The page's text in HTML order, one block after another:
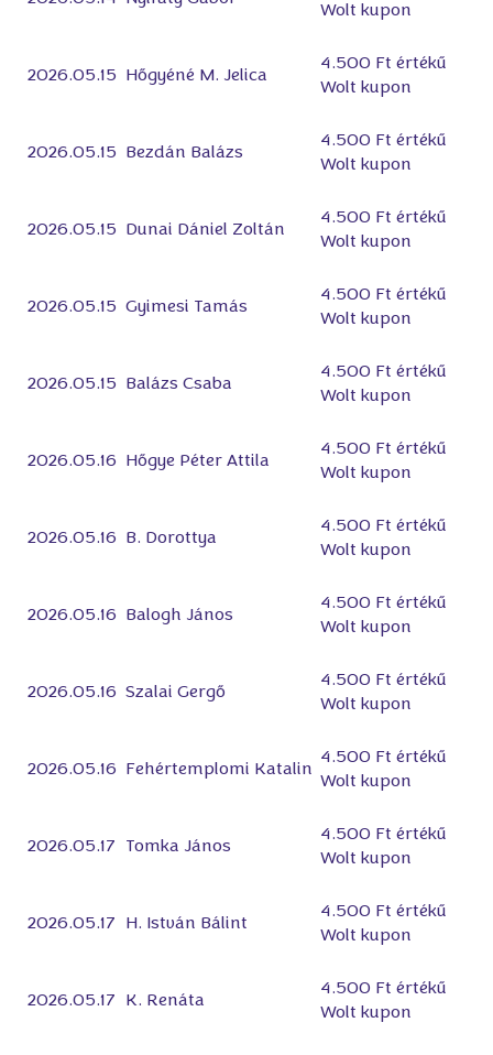
Wolt kupon
2026.05.15 Hőgyéné M. Jelica
4.500 Ft értékű
Wolt kupon
2026.05.15 Bezdán Balázs
4.500 Ft értékű
Wolt kupon
2026.05.15 Dunai Dániel Zoltán
4.500 Ft értékű
Wolt kupon
2026.05.15 Gyimesi Tamás
4.500 Ft értékű
Wolt kupon
2026.05.15 Balázs Csaba
4.500 Ft értékű
Wolt kupon
2026.05.16 Hőgye Péter Attila
4.500 Ft értékű
Wolt kupon
2026.05.16 B. Dorottya
4.500 Ft értékű
Wolt kupon
2026.05.16 Balogh János
4.500 Ft értékű
Wolt kupon
2026.05.16 Szalai Gergő
4.500 Ft értékű
Wolt kupon
2026.05.16 Fehértemplomi Katalin
4.500 Ft értékű
Wolt kupon
2026.05.17 Tomka János
4.500 Ft értékű
Wolt kupon
2026.05.17 H. István Bálint
4.500 Ft értékű
Wolt kupon
2026.05.17 K. Renáta
4.500 Ft értékű
Wolt kupon